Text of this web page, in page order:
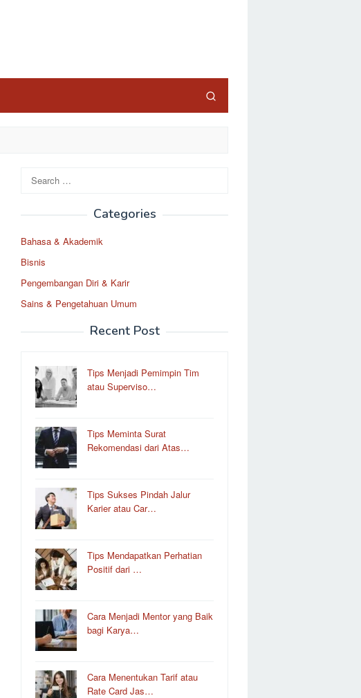
Search
for:
Categories
Bahasa & Akademik
Bisnis
Pengembangan Diri & Karir
Sains & Pengetahuan Umum
Recent Post
Tips Menjadi Pemimpin Tim
atau Superviso…
Tips Meminta Surat
Rekomendasi dari Atas…
Tips Sukses Pindah Jalur
Karier atau Car…
Tips Mendapatkan Perhatian
Positif dari …
Cara Menjadi Mentor yang Baik
bagi Karya…
Cara Menentukan Tarif atau
Rate Card Jas…